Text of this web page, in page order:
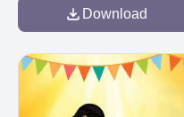
Download